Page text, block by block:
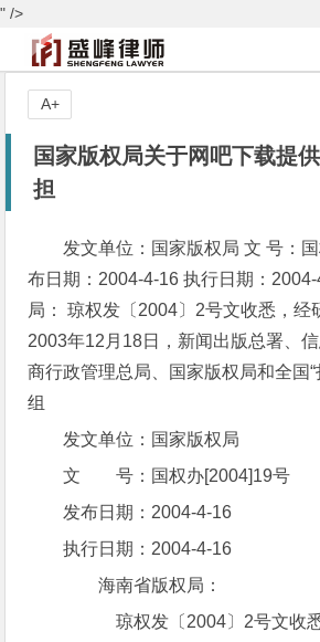
" />
国家版权局关于网吧下载提
担
发文单位：国家版权局 文 号：
布日期：2004-4-16 执行日期：
局： 琼权发〔2004〕2号文收悉，经
2003年12月18日，新闻出版总署、
商行政管理总局、国家版权局和全国“
组
发文单位：国家版权局
文 号：国权办[2004]19号
发布日期：2004-4-16
执行日期：2004-4-16
海南省版权局：
琼权发〔2004〕2号文收悉
A+